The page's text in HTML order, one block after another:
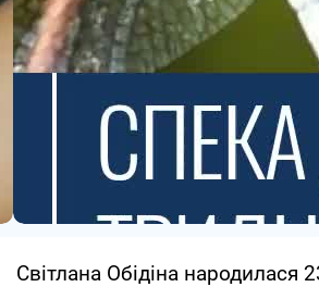
Світлана Обідіна народилася